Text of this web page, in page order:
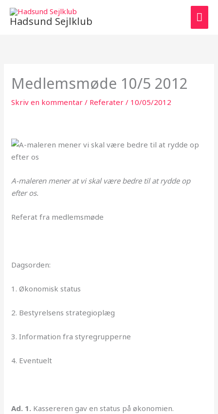
Hadsund Sejlklub
Medlemsmøde 10/5 2012
Skriv en kommentar / Referater / 10/05/2012
A-maleren mener at vi skal være bedre til at rydde op
efter os.
Referat fra medlemsmøde
Dagsorden:
1. Økonomisk status
2. Bestyrelsens strategioplæg
3. Information fra styregrupperne
4. Eventuelt
Ad. 1. Kassereren gav en status på økonomien.